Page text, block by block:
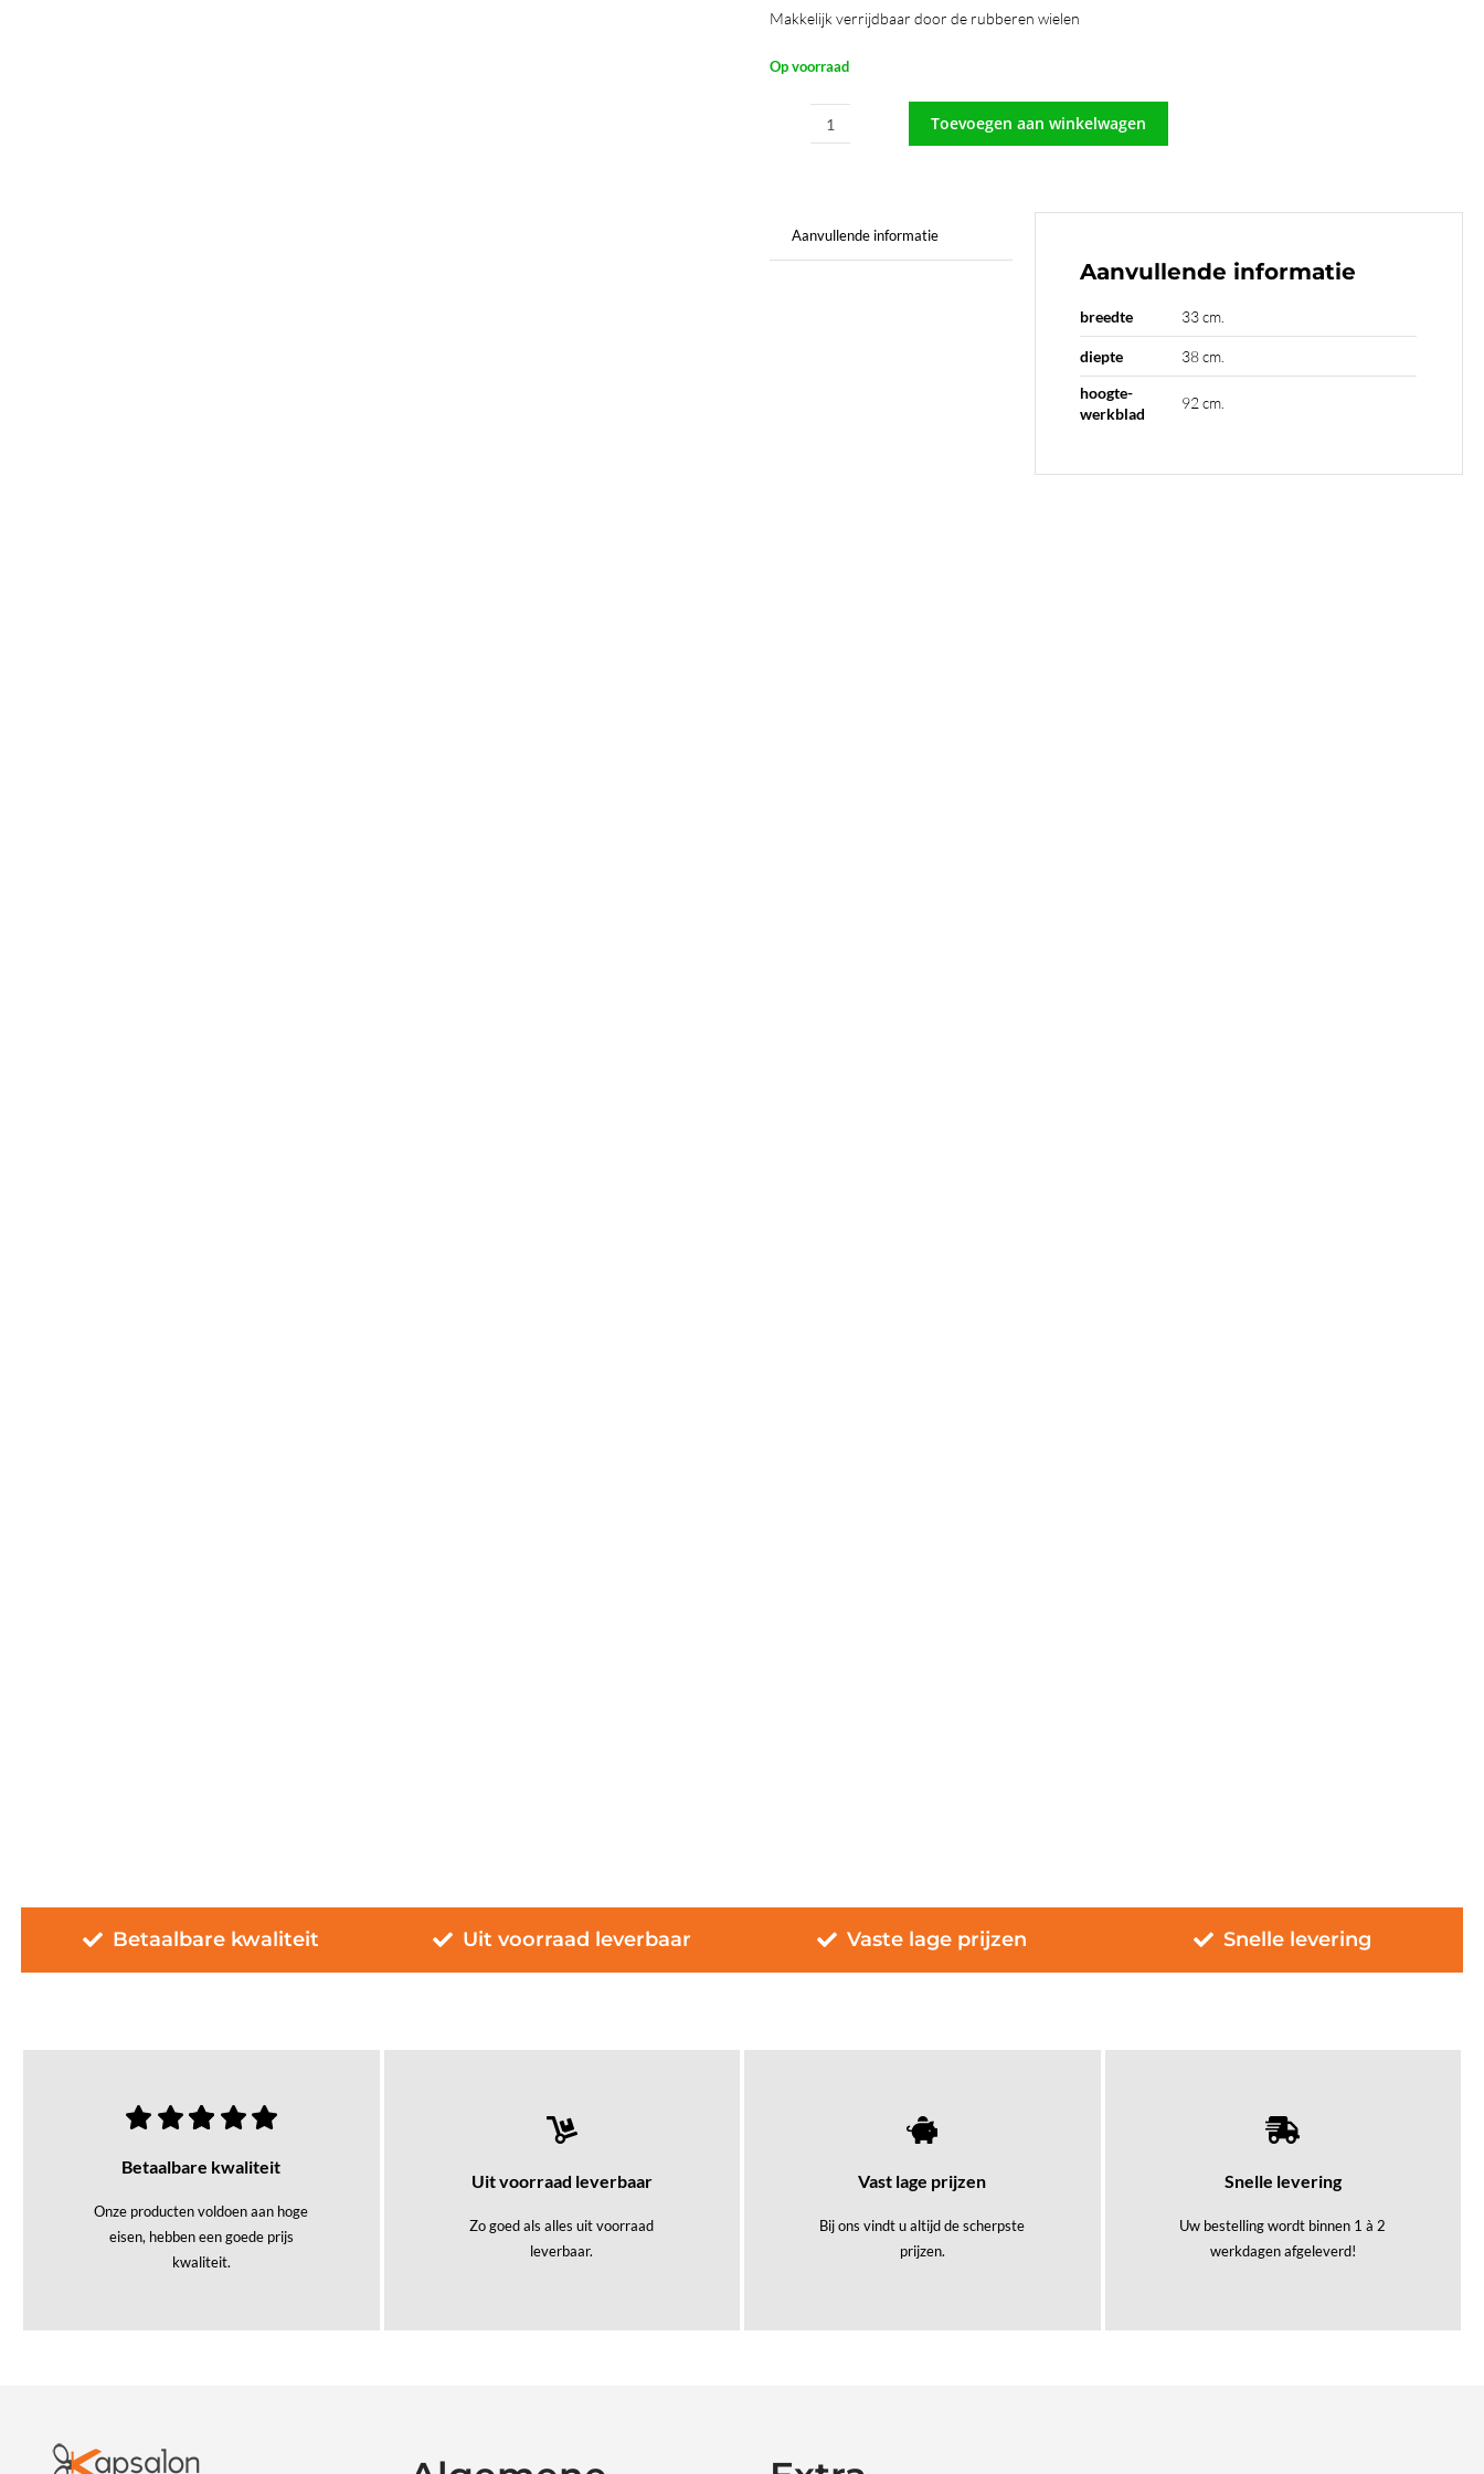
Makkelijk verrijdbaar door de rubberen wielen
Op voorraad
Werkwagen
Toevoegen aan winkelwagen
Aanvullende informatie
Aanvullende informatie
breedte 33 cm.
diepte
38 cm.
hoogte-
werkblad
92 cm.
Betaalbare kwaliteit Uit voorraad leverbaar Vaste lage prijzen Snelle levering
Betaalbare kwaliteit
Onze producten voldoen aan hoge
eisen, hebben een goede prijs
kwaliteit.
Uit voorraad leverbaar
Zo goed als alles uit voorraad
leverbaar.
Vast lage prijzen
Bij ons vindt u altijd de scherpste
prijzen.
Snelle levering
Uw bestelling wordt binnen 1 à 2
werkdagen afgeleverd!